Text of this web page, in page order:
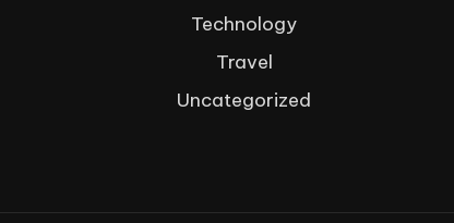
Technology
Travel
Uncategorized